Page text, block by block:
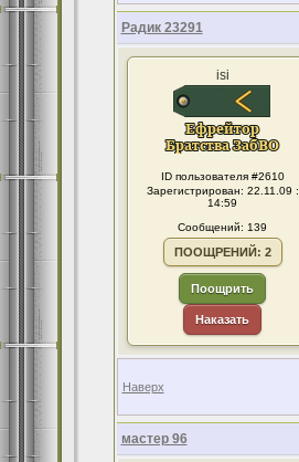
Радик 23291
isi
ID пользователя #2610
Зарегистрирован: 22.11.09 :
14:59
Сообщений: 139
ПООЩРЕНИЙ: 2
Поощрить
Наказать
Наверх
мастер 96